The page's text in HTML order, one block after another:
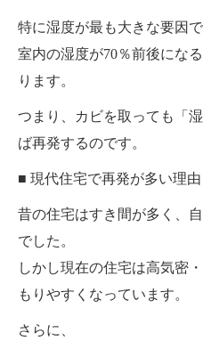
特に湿度が最も大きな要因で
室内の湿度が70％前後にな
ります。
つまり、カビを取っても「
ば再発するのです。
■ 現代住宅で再発が多い理由
昔の住宅はすき間が多く、
でした。
しかし現在の住宅は高気密
もりやすくなっています。
さらに、